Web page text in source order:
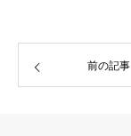
前の記事